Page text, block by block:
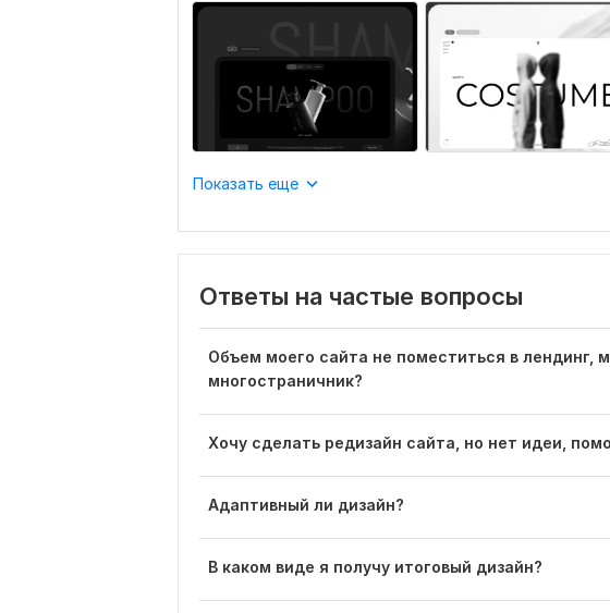
Показать еще
Ответы на частые вопросы
Объем моего сайта не поместиться в лендинг,
многостраничник?
Хочу сделать редизайн сайта, но нет идеи,
Адаптивный ли дизайн?
В каком виде я получу итоговый дизайн?